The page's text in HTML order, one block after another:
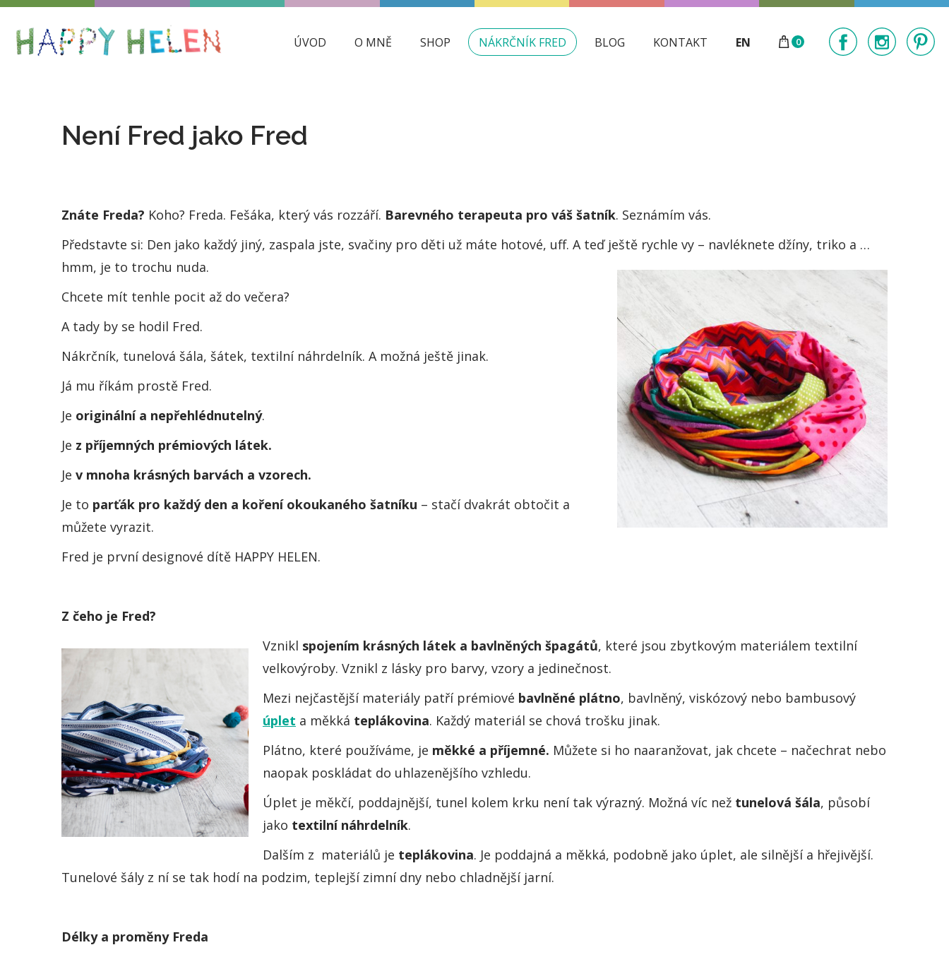
ÚVOD O MNĚ SHOP NÁKRČNÍK FRED BLOG KONTAKT EN 0
Není Fred jako Fred
Znáte Freda? Koho? Freda. Fešáka, který vás rozzáří. Barevného terapeuta pro váš šatník. Seznámím vás.
Představte si: Den jako každý jiný, zaspala jste, svačiny pro děti už máte hotové, uff. A teď ještě rychle vy – navléknete džíny, triko a …
hmm, je to trochu nuda.
Chcete mít tenhle pocit až do večera?
A tady by se hodil Fred.
Nákrčník, tunelová šála, šátek, textilní náhrdelník. A možná ještě jinak.
Já mu říkám prostě Fred.
Je originální a nepřehlédnutelný.
Je z příjemných prémiových látek.
Je v mnoha krásných barvách a vzorech.
Je to parťák pro každý den a koření okoukaného šatníku – stačí dvakrát obtočit a
můžete vyrazit.
Fred je první designové dítě HAPPY HELEN.
Z čeho je Fred?
Vznikl spojením krásných látek a bavlněných špagátů, které jsou zbytkovým materiálem textilní
velkovýroby. Vznikl z lásky pro barvy, vzory a jedinečnost.
Mezi nejčastější materiály patří prémiové bavlněné plátno, bavlněný, viskózový nebo bambusový
úplet a měkká teplákovina. Každý materiál se chová trošku jinak.
Plátno, které používáme, je měkké a příjemné. Můžete si ho naaranžovat, jak chcete – načechrat nebo
naopak poskládat do uhlazenějšího vzhledu.
Úplet je měkčí, poddajnější, tunel kolem krku není tak výrazný. Možná víc než tunelová šála, působí
jako textilní náhrdelník.
Dalším z materiálů je teplákovina. Je poddajná a měkká, podobně jako úplet, ale silnější a hřejivější.
Tunelové šály z ní se tak hodí na podzim, teplejší zimní dny nebo chladnější jarní.
Délky a proměny Freda